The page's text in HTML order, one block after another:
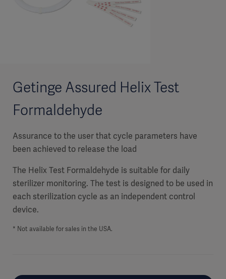
Getinge Assured Helix Test
Formaldehyde
Assurance to the user that cycle parameters have
been achieved to release the load
The Helix Test Formaldehyde is suitable for daily
sterilizer monitoring. The test is designed to be used in
each sterilization cycle as an independent control
device.
* Not available for sales in the USA.